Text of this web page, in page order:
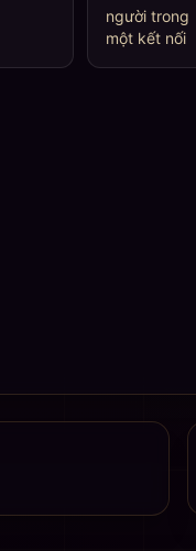
người trong
một kết nối